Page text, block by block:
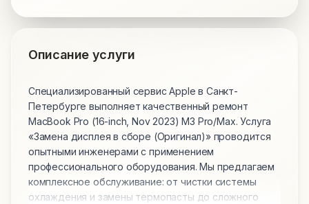
Описание услуги
Специализированный сервис Apple в Санкт-
Петербурге выполняет качественный ремонт
MacBook Pro (16-inch, Nov 2023) M3 Pro/Max. Услуга
«Замена дисплея в сборе (Оригинал)» проводится
опытными инженерами с применением
профессионального оборудования. Мы предлагаем
комплексное обслуживание: от чистки системы
охлаждения и замены термопасты до сложного